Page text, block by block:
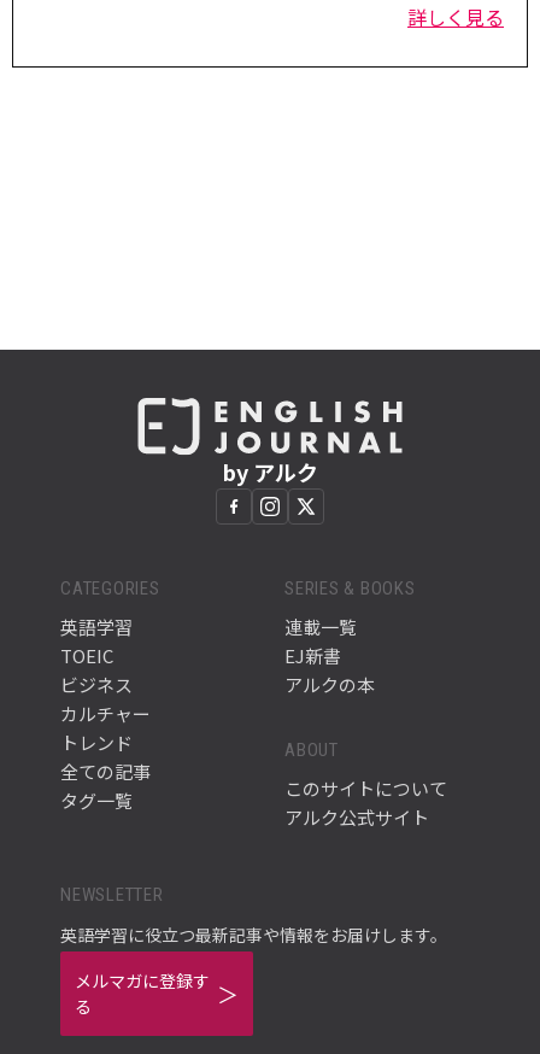
詳しく見る
by アルク
CATEGORIES
英語学習
TOEIC
ビジネス
カルチャー
トレンド
全ての記事
タグ一覧
SERIES & BOOKS
連載一覧
EJ新書
アルクの本
ABOUT
このサイトについて
アルク公式サイト
NEWSLETTER
英語学習に役立つ最新記事や情報をお届けします。
メルマガに登録す
る